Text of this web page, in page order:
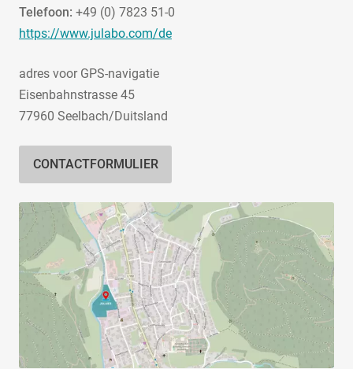
Telefoon: +49 (0) 7823 51-0
https://www.julabo.com/de
adres voor GPS-navigatie
Eisenbahnstrasse 45
77960 Seelbach/Duitsland
CONTACTFORMULIER